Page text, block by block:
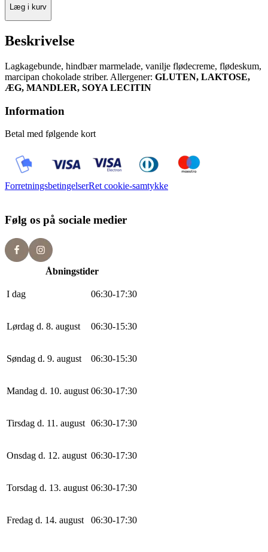
Læg i kurv
Beskrivelse
Lagkagebunde, hindbær marmelade, vanilje flødecreme, flødeskum,
marcipan chokolade striber. Allergener: GLUTEN, LAKTOSE,
ÆG, MANDLER, SOYA LECITIN
Information
Betal med følgende kort
ForretningsbetingelserRet cookie-samtykke
Følg os på sociale medier
Åbningstider
I dag 06:30-17:30
Lørdag d. 8. august 06:30-15:30
Søndag d. 9. august 06:30-15:30
Mandag d. 10. august 06:30-17:30
Tirsdag d. 11. august 06:30-17:30
Onsdag d. 12. august 06:30-17:30
Torsdag d. 13. august 06:30-17:30
Fredag d. 14. august 06:30-17:30